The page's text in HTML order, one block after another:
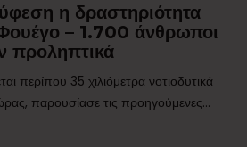
η δραστηριότητα
– 1.700 άνθρωποι
προληπτικά
περίπου 35 χιλιόμετρα νοτιοδυτικά
παρουσίασε τις προηγούμενες...